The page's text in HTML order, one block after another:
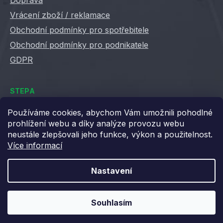
Používáme cookies, abychom Vám umožnili pohodlné
prohlížení webu a díky analýze provozu webu
neustále zlepšovali jeho funkce, výkon a použitelnost.
Více informací
Nastavení
Souhlasím
Vrácení zboží / reklamace
Obchodní podmínky pro spotřebitele
Obchodní podmínky pro podnikatele
GDPR
STEPA
Kontakty
Kariéra ve Stepě
Věrnostní slevy
Blog STEPA
Vytvořil Shoptet
Copyright 2026Stepa. Všechna práva vyhrazena.